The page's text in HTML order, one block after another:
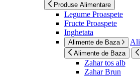
Produse Alimentare
Legume Proaspete
Fructe Proaspete
Inghetata
Alimente de Baza
Alimente de Baza
Zahar tos alb
Zahar Brun